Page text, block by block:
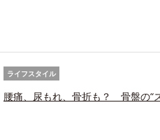
ライフスタイル
腰痛、尿もれ、骨折も？ 骨盤の“